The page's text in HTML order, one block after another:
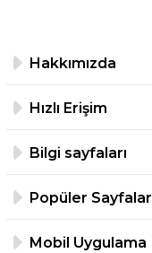
Hakkımızda
Hızlı Erişim
Bilgi sayfaları
Popüler Sayfalar
Mobil Uygulama